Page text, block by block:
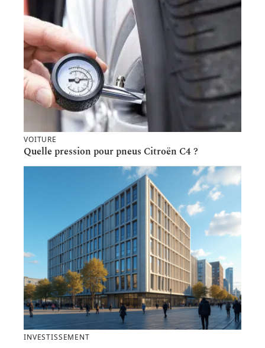
VOITURE
Quelle pression pour pneus Citroën C4 ?
INVESTISSEMENT